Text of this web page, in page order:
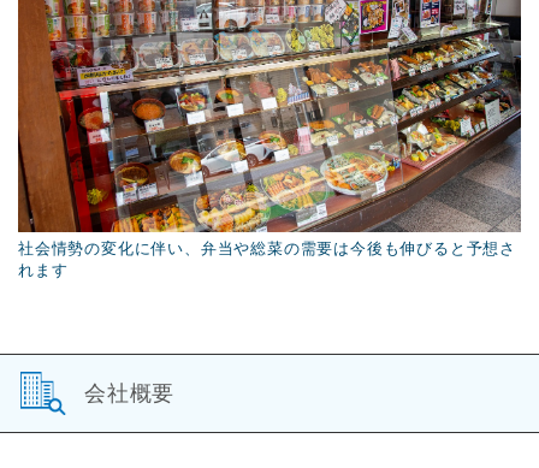
社会情勢の変化に伴い、弁当や総菜の需要は今後も伸びると予想さ
れます
会社概要